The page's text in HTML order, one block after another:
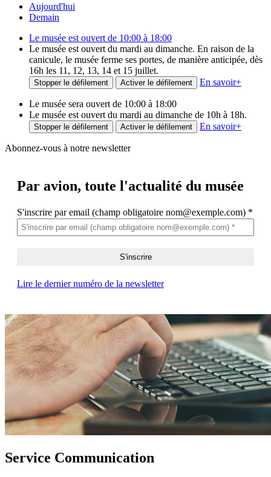
Aujourd'hui
Demain
Le musée est ouvert de 10:00 à 18:00
Le musée est ouvert du mardi au dimanche. En raison de la
canicule, le musée ferme ses portes, de manière anticipée, dès
16h les 11, 12, 13, 14 et 15 juillet.
Stopper le défilement Activer le défilement En savoir+
Le musée sera ouvert de 10:00 à 18:00
Le musée est ouvert du mardi au dimanche de 10h à 18h.
Stopper le défilement Activer le défilement En savoir+
Abonnez-vous à notre newsletter
Par avion, toute l'actualité du musée
S'inscrire par email (champ obligatoire nom@exemple.com) *
Lire le dernier numéro de la newsletter
Service Communication